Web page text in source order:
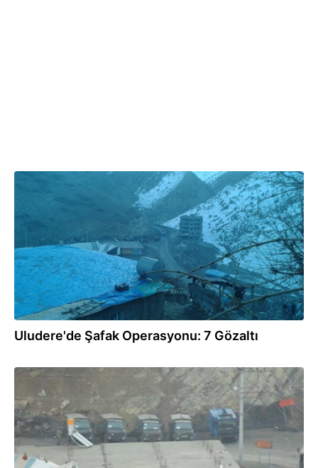
Uludere'de Şafak Operasyonu: 7 Gözaltı